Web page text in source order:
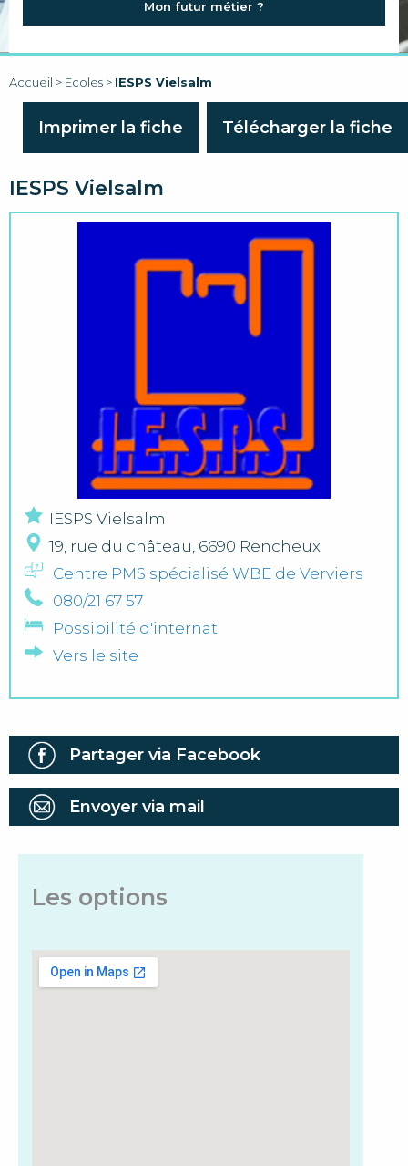
LIENS
Mon futur métier ?
Accueil > Ecoles > IESPS Vielsalm
IESPS Vielsalm
IESPS Vielsalm
19, rue du château, 6690 Rencheux
Centre PMS spécialisé WBE de Verviers
080/21 67 57
Possibilité d'internat
Vers le site
Partager via Facebook
Envoyer via mail
Imprimer la fiche Télécharger la fiche
Les options